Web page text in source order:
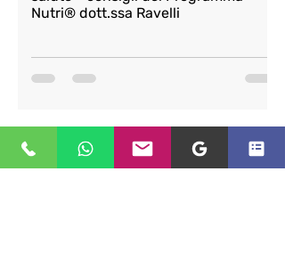
Nutri® dott.ssa Ravelli